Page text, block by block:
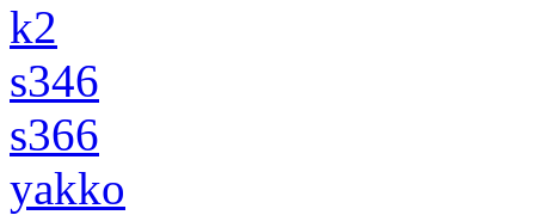
k2
s346
s366
yakko